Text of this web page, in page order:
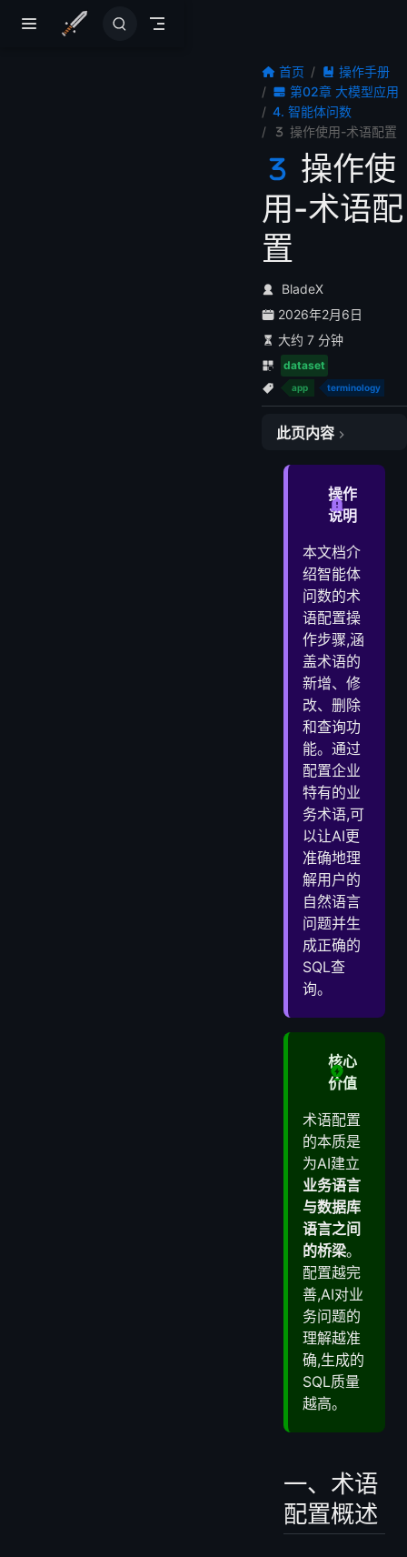
首页
操作手册
第02章 大模型应用
4. 智能体问数
操作使用-术语配置
操作使
用-术语配
置
BladeX
2026年2月6日
大约 7 分钟
dataset
app terminology
此页内容
一、术语配置概述
1. 术语配置的作用
三、新增术语
四、查询术语
1. 按分类筛选
2. 按名称搜索
五、术语配置示例
1. 字段映射
2. 计算指标
3. 状态值映射
4. 时间维度
六、修改术语
七、删除术语
八、配置术语
1. 界面布局
2. 按分类浏览术语
3. 选择术语
4. 保存配置
操作
说明
本文档介
绍智能体
问数的术
语配置操
作步骤,涵
盖术语的
新增、修
改、删除
和查询功
能。通过
配置企业
特有的业
务术语,可
以让AI更
准确地理
解用户的
自然语言
问题并生
成正确的
SQL查
询。
核心
价值
术语配置
的本质是
为AI建立
业务语言
与数据库
语言之间
的桥梁。
配置越完
善,AI对业
务问题的
理解越准
确,生成的
SQL质量
越高。
一、术语
配置概述